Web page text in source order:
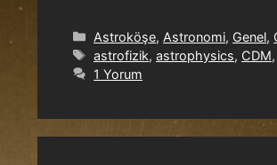
Astroköşe, Astronomi, Genel,
astrofizik,astrophysics, CDM,
1 Yorum